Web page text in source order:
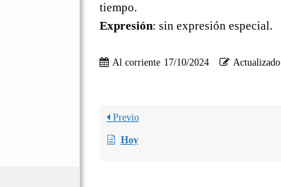
tiempo.
Expresión: sin expresión especial.
Al corriente 17/10/2024 Actualizado
Previo
Hoy